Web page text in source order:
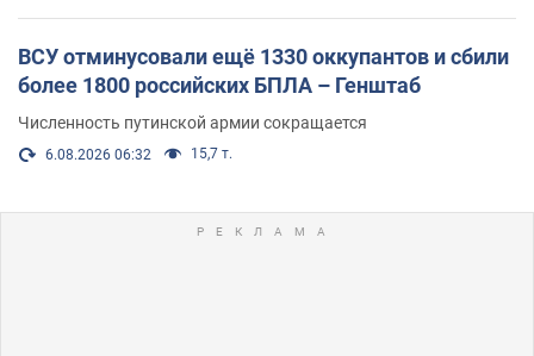
ВСУ отминусовали ещё 1330 оккупантов и сбили
более 1800 российских БПЛА – Генштаб
Численность путинской армии сокращается
6.08.2026 06:32 15,7 т.